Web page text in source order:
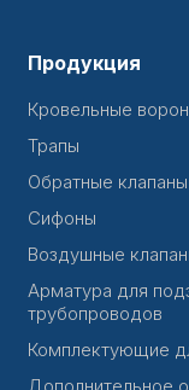
Продукция
Кровельные
Трапы
Обратные клапаны
Сифоны
Воздушные
Арматура для
трубопроводов
Комплектующие